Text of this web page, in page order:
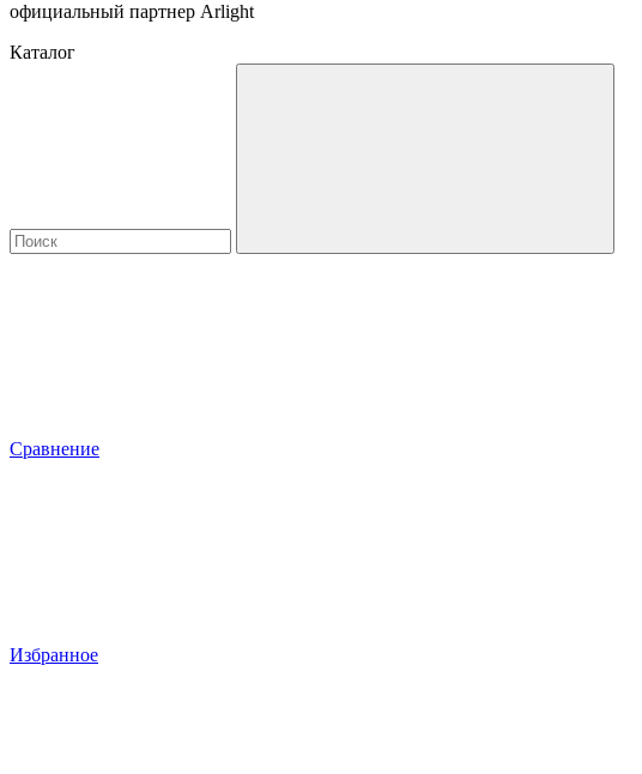
официальный партнер Arlight
Каталог
Сравнение
Избранное